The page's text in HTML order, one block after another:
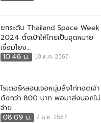
ยกระดับ Thailand Space Week
2024 ตั้งเป้าให้ไทยเป็นจุดหมาย
เชื่อมโยง...
10:46 น.
10 ต.ค. 2567
ไรเดอร์หลอนเจอหนุ่มสั่งไก่ทอดเจ้า
ดังกว่า 800 บาท พอมาส่งบอกไม่
จ่าย...
08:09 น.
2 ต.ค. 2567